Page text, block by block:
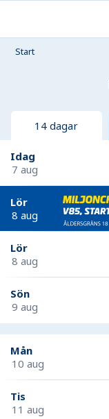
Start
14 dagar
Idag
7 aug
Lör
8 aug
Lör
8 aug
Sön
9 aug
Mån
10 aug
Tis
11 aug